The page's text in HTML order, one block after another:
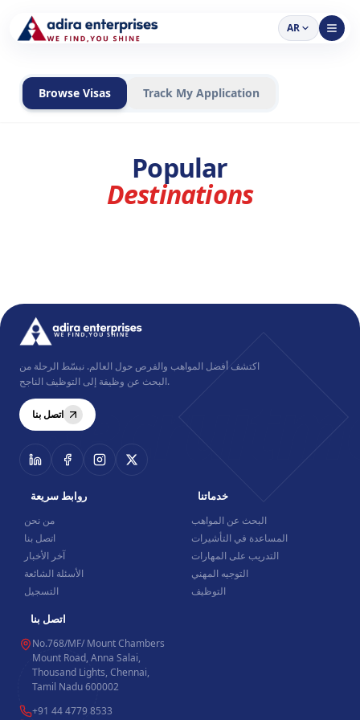
AR
Browse Visas Track My Application
Popular
Destinations
اكتشف أفضل المواهب والفرص حول العالم. نبسّط الرحلة من
البحث عن وظيفة إلى التوظيف الناجح.
اتصل بنا
روابط سريعة
من نحن
اتصل بنا
آخر الأخبار
الأسئلة الشائعة
التسجيل
خدماتنا
البحث عن المواهب
المساعدة في التأشيرات
التدريب على المهارات
التوجيه المهني
التوظيف
اتصل بنا
No.768/MF/ Mount Chambers
Mount Road, Anna Salai,
Thousand Lights, Chennai,
Tamil Nadu 600002
+91 44 4779 8533